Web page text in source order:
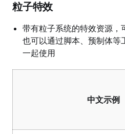
粒子特效
带有粒子系统的特效资源，
也可以通过脚本、预制体等
一起使用
中文示例